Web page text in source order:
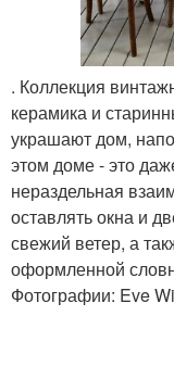
. Коллекция
керамика и
украшают дом,
этом доме - это
нераздельная
оставлять окна и
свежий ветер, а
оформленной
Фотографии: Eve